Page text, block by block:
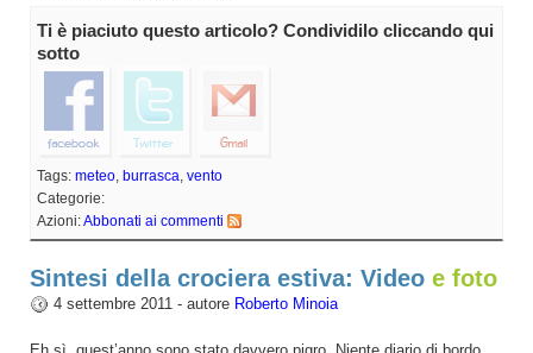
Ti è piaciuto questo articolo? Condividilo cliccando qui
sotto
Tags: meteo burrasca vento
Categorie:
Azioni:Abbonati ai commenti
Sintesi della crociera estiva: Video e foto
4 settembre 2011 - autore Roberto Minoia